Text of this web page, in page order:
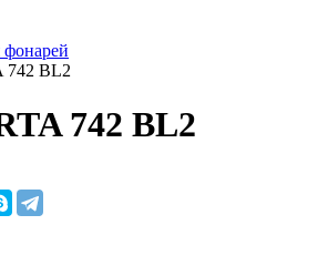
742 BL2
742 BL2